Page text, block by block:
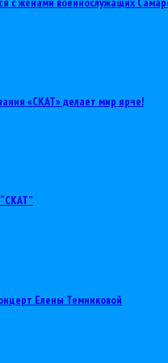
«СКАТ» делает мир ярче!
Елены Темниковой